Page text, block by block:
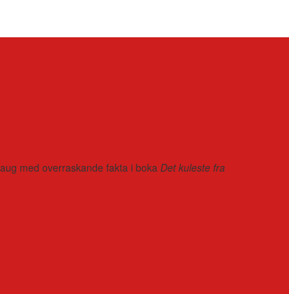
med overraskande fakta i boka Det kuleste fra